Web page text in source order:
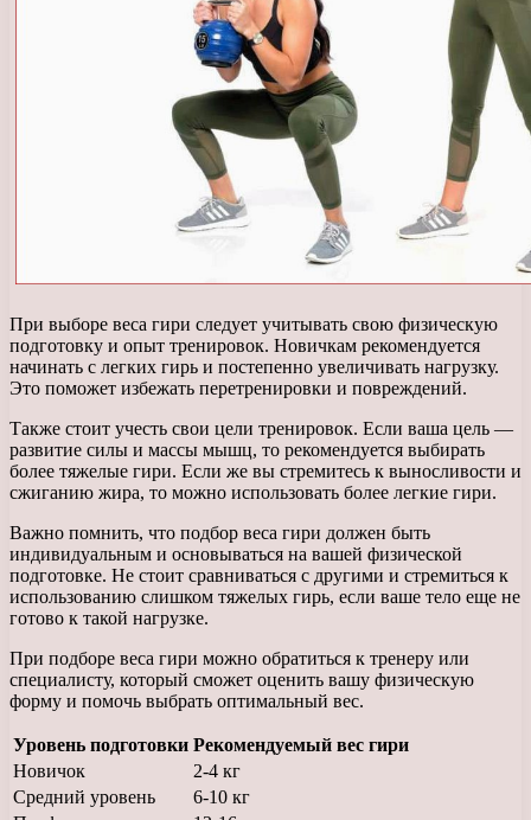
При выборе веса гири следует учитывать свою физическую
подготовку и опыт тренировок. Новичкам рекомендуется
начинать с легких гирь и постепенно увеличивать нагрузку.
Это поможет избежать перетренировки и повреждений.
Также стоит учесть свои цели тренировок. Если ваша цель —
развитие силы и массы мышц, то рекомендуется выбирать
более тяжелые гири. Если же вы стремитесь к выносливости и
сжиганию жира, то можно использовать более легкие гири.
Важно помнить, что подбор веса гири должен быть
индивидуальным и основываться на вашей физической
подготовке. Не стоит сравниваться с другими и стремиться к
использованию слишком тяжелых гирь, если ваше тело еще не
готово к такой нагрузке.
При подборе веса гири можно обратиться к тренеру или
специалисту, который сможет оценить вашу физическую
форму и помочь выбрать оптимальный вес.
Уровень подготовки Рекомендуемый вес гири
Новичок
2-4 кг
Средний уровень
6-10 кг